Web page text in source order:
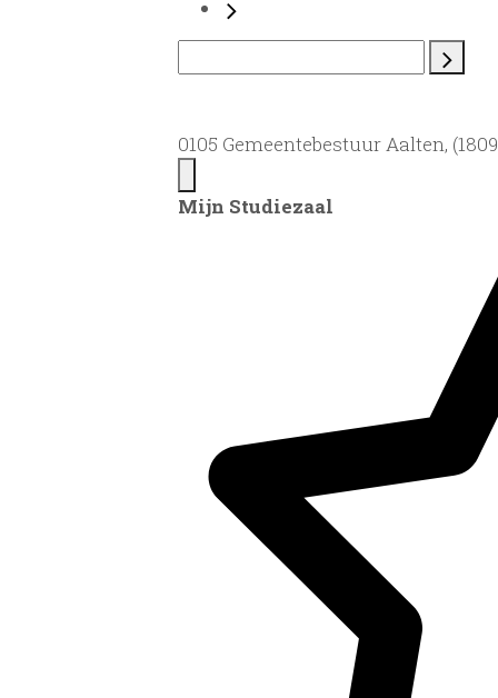
0105 Gemeentebestuur Aalten,
Mijn Studiezaal